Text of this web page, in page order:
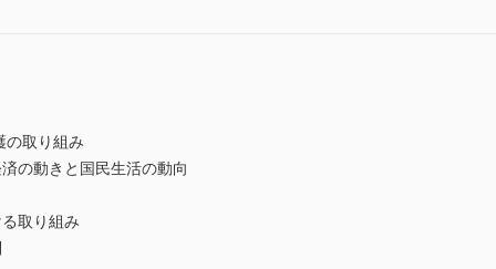
取り組み
の動きと国民生活の動向
取り組み